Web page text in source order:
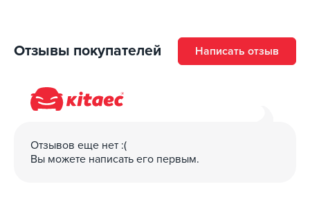
Отзывы покупателей Написать отзыв
Отзывов еще нет :(
Вы можете написать его первым.